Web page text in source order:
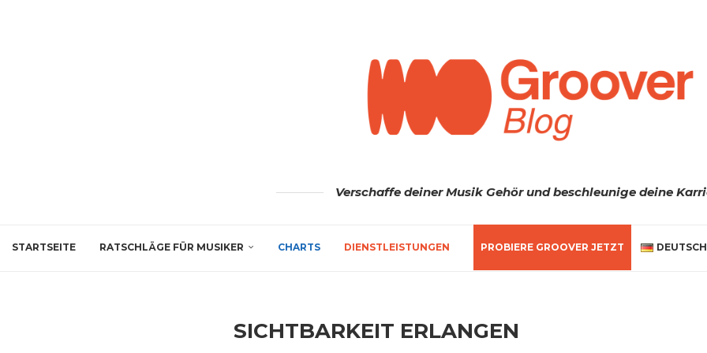
Verschaffe deiner Musik Gehör und beschleunige deine
STARTSEITE RATSCHLÄGE FÜR MUSIKER CHARTS DIENSTLEISTUNGEN PROBIERE GROOVER JETZT DEUTSCH
SICHTBARKEIT ERLANGEN